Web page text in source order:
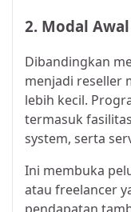
2. Modal
Dibandingkan
menjadi reseller
lebih kecil.
termasuk
system, serta
Ini membuka
atau freelancer